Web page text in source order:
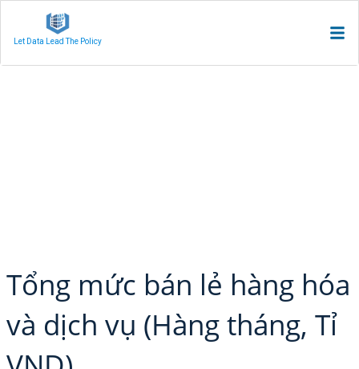
Let Data Lead The Policy
Tổng mức bán lẻ hàng hóa
và dịch vụ (Hàng tháng, Tỉ